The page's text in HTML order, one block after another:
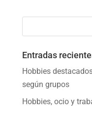
Entradas
Hobbies
según grupos
Hobbies, ocio y